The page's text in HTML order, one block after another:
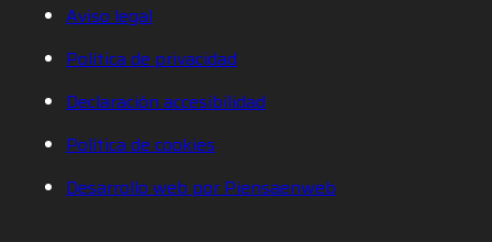
Aviso legal
Política de privacidad
Declaración accesibilidad
Política de cookies
Desarrollo web por Piensaenweb